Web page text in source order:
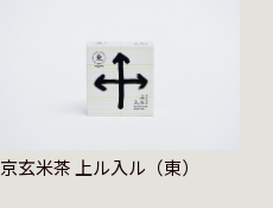
京玄米茶 上ル入ル（東）